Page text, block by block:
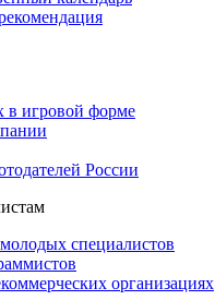
в игровой форме
России
специалистов
организациях